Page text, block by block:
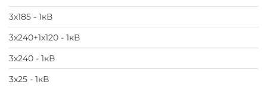
3х185 - 1кВ
3х240+1х120 - 1кВ
3х240 - 1кВ
3х25 - 1кВ